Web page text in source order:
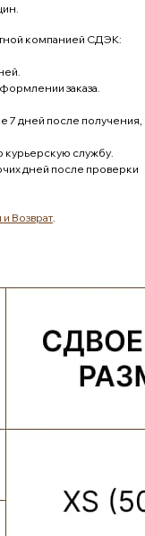
компанией СДЭК:
заказа.
7 дней после получения,
курьерскую службу.
дней после проверки
Возврат.